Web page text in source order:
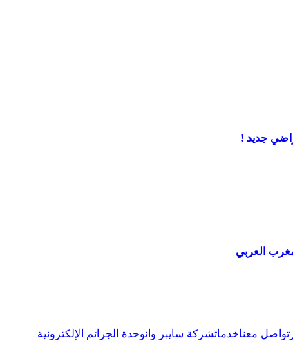
جديد !
العربي
تواصل معناخدماتشركة سايبر وانوحدة الجرائم الإلكترونية